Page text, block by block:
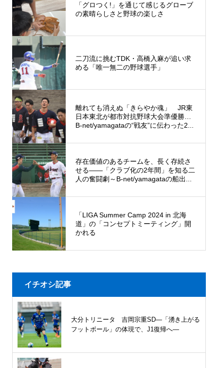
「グロつく!」を通じて感じるグローブ
の素晴らしさと野球の楽しさ
二刀流に挑むTDK・高橋入麻が追い求
める「唯一無二の野球選手」
離れても消えぬ「きらやか魂」 JR東
日本東北が都市対抗野球大会準優勝…
B-net/yamagataの“戦友”に伝わった2...
存在価値のあるチームを、長く存続さ
せる――「クラブ化の2年間」を知る二
人の奮闘劇～B-net/yamagataの船出...
「LIGA Summer Camp 2024 in 北海
道」の「コンセプトミーティング」開
かれる
イチオシ記事
大分トリニータ 吉岡宗重SD―「湧き上がる
フットボール」の体現で、J1復帰へ―